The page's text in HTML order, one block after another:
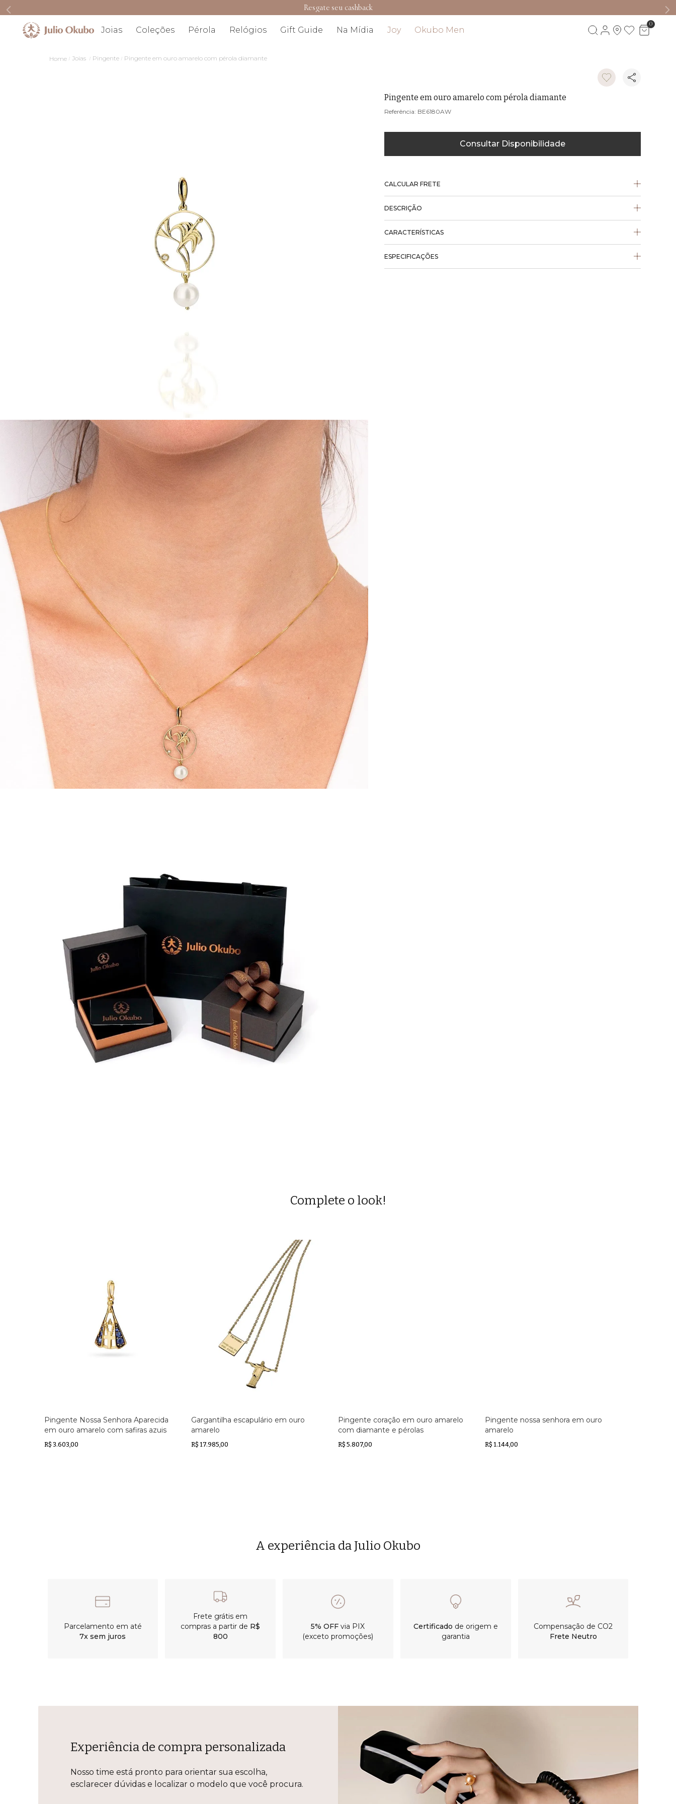
Resgate seu cashback
Joias Coleções Pérola Relógios Gift Guide Na Mídia Joy Okubo Men
0
Joias Pingente Pingente em ouro amarelo com pérola diamante
Pingente em ouro amarelo com pérola diamante
BE6180AW
Consultar Disponibilidade
CALCULAR FRETE
DESCRIÇÃO
CARACTERÍSTICAS
ESPECIFICAÇÕES
Complete o look!
Pingente Nossa Senhora Aparecida
em ouro amarelo com safiras azuis
R$ 3.603,00
Gargantilha escapulário em ouro
amarelo
R$ 17.985,00
Pingente coração em ouro amarelo
com diamante e pérolas
R$ 5.807,00
Pingente nossa senhora em ouro
amarelo
R$ 1.144,00
A experiência da Julio Okubo
Parcelamento em até
7x sem juros
Frete grátis em
compras a partir de R$
800
5% OFF via PIX
(exceto promoções)
Certificado de origem e
garantia
Compensação de CO2
Frete Neutro
Experiência de compra personalizada
Nosso time está pronto para orientar sua escolha,
esclarecer dúvidas e localizar o modelo que você procura.